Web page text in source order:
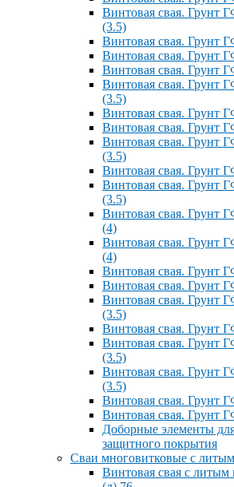
Винтовая свая. Грунт
(3.5)
Винтовая свая. Грунт
Винтовая свая. Грунт
Винтовая свая. Грунт
Винтовая свая. Грунт
(3.5)
Винтовая свая. Грунт
Винтовая свая. Грунт
Винтовая свая. Грунт
(3.5)
Винтовая свая. Грунт
Винтовая свая. Грунт
(3.5)
Винтовая свая. Грунт
(4)
Винтовая свая. Грунт
(4)
Винтовая свая. Грунт
Винтовая свая. Грунт
Винтовая свая. Грунт
(3.5)
Винтовая свая. Грунт
Винтовая свая. Грунт
(3.5)
Винтовая свая. Грунт
(3.5)
Винтовая свая. Грунт
Винтовая свая. Грунт
Доборные элементы
защитного покрытия
Сваи многовитковые с
Винтовая свая с